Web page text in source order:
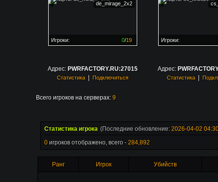
de_mirage_2x2
0/19
Игроки:
Игроки:
Адрес: PWRFACTORY.RU:27015
Статистика| Подключиться
Адрес:
Статистика|
Всего игроков на серверах: 9
Статистика игрока (Последние обновление: 2026-04-02
0 игроков отображено, всего - 284,892
Ранг Игрок Убийств